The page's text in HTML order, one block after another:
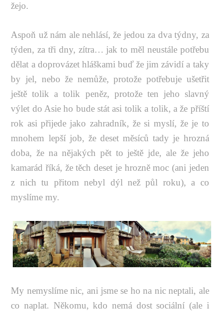
žejo.
Aspoň už nám ale nehlásí, že jedou za dva týdny, za
týden, za tři dny, zítra… jak to měl neustále potřebu
dělat a doprovázet hláškami buď že jim závidí a taky
by jel, nebo že nemůže, protože potřebuje ušetřit
ještě tolik a tolik peněz, protože ten jeho slavný
výlet do Asie ho bude stát asi tolik a tolik, a že příští
rok asi přijede jako zahradník, že si myslí, že je to
mnohem lepší job, že deset měsíců tady je hrozná
doba, že na nějakých pět to ještě jde, ale že jeho
kamarád říká, že těch deset je hrozně moc (ani jeden
z nich tu přitom nebyl dýl než půl roku), a co
myslíme my.
My nemyslíme nic, ani jsme se ho na nic neptali, ale
co naplat. Někomu, kdo nemá dost sociální (ale i